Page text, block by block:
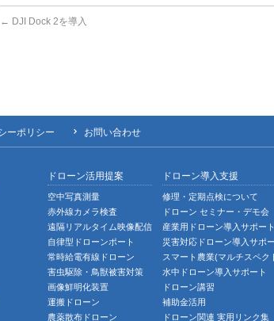
← DJI Dock 2を導入
ーポリシー お問い合わせ
ドローン活用提案
空中写真測量
赤外線カメラ検査
遠隔リアルタイム映像配信
自律型ドローンポート
常時給電有線ドローン
害虫駆除・鳥獣被害対策
画像鮮明化装置
運搬ドローン
農薬散布ドローン
ドローン導入支援
修理・定期点検について
ドローン セミナー・デモ会
産業用ドローン導入サポート
災害対応ドローン導入サポ
スマート農業(マルチスペク
水中ドローン導入サポート
ドローン講習
補助金活用
ドローン関連 実用リンク集